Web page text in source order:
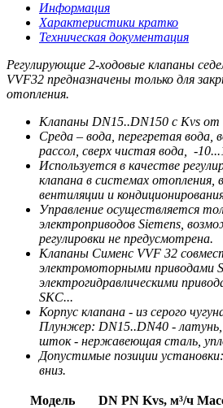
Информация
Характеристики кратко
Техническая документация
Регулирующие 2-ходовые клапаны
VVF32 предназначены только для
отопления.
Клапаны DN15..DN150 c Kvs от
Среда – вода, перегретая вода,
рассол, сверх чистая вода, -
Используется в качестве
клапана в системах отопления,
вентиляции и
Управление осуществляется
электроприводов Siemens,
регулировки не предусмотрена.
Клапаны Сименс VVF 32
электромоторными приводами
электрогидравлическими
SKC...
Корпус клапана - из серого
Плунжер: DN15..DN40 - латунь,
шток - нержавеющая сталь,
Допустимые позиции
вниз.
Модель DN PN Kvs, м³/ч